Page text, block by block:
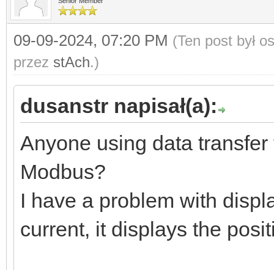
09-09-2024, 07:20 PM (Ten post był
przez stAch.)
dusanstr napisał(a):
Anyone using data
Modbus?
I have a problem with
current, it displays the